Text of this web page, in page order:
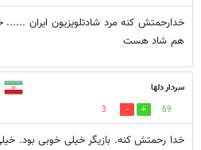
خدارحمتش کنه مرد شادتلویزیون ایران
هم شاد هست
سردار دلها
69
3
خدا رحمتش کنه. بازیگر خیلی خوبی بود.